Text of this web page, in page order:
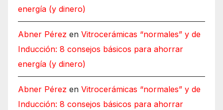
energía (y dinero)
Abner Pérez en Vitrocerámicas “normales” y de
Inducción: 8 consejos básicos para ahorrar
energía (y dinero)
Abner Pérez en Vitrocerámicas “normales” y de
Inducción: 8 consejos básicos para ahorrar